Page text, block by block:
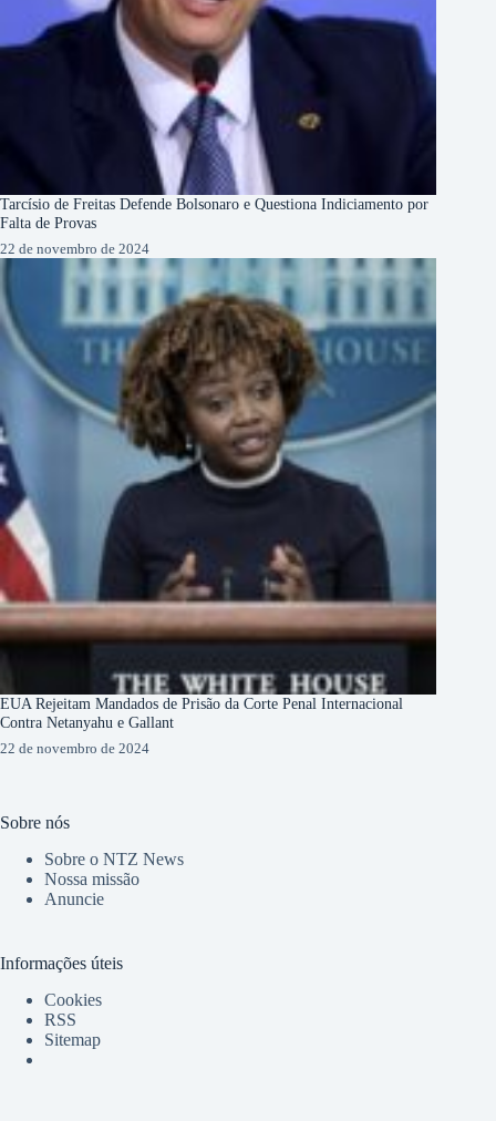
Tarcísio de Freitas Defende Bolsonaro e Questiona Indiciamento por
Falta de Provas
22 de novembro de 2024
EUA Rejeitam Mandados de Prisão da Corte Penal Internacional
Contra Netanyahu e Gallant
22 de novembro de 2024
Sobre nós
Sobre o NTZ News
Nossa missão
Anuncie
Informações úteis
Cookies
RSS
Sitemap